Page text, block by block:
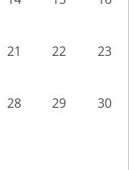
21 22 23
28 29 30